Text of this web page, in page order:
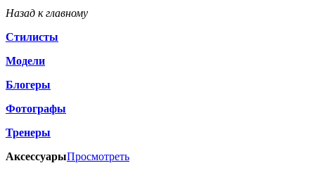
Назад к главному
Стилисты
Модели
Блогеры
Фотографы
Тренеры
АксессуарыПросмотреть